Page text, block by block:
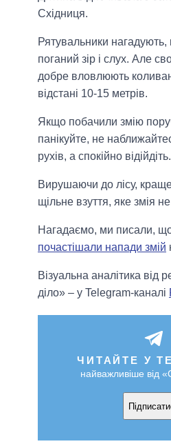
Східниця.
Рятувальники нагадують,
поганий зір і слух. Але
добре вловлюють
відстані 10-15 метрів.
Якщо побачили змію
панікуйте, не
рухів, а спокійно відійдіть.
Вирушаючи до лісу,
щільне взуття, яке змія
Нагадаємо, ми писали,
почастішали напади змій
Візуальна аналітика від
діло» – у Telegram-каналі
ЧИТАЙТЕ У
найважливіше від